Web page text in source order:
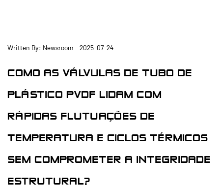
Written By: Newsroom 2025-07-24
COMO AS VÁLVULAS DE TUBO DE
PLÁSTICO PVDF LIDAM COM
RÁPIDAS FLUTUAÇÕES DE
TEMPERATURA E CICLOS TÉRMICOS
SEM COMPROMETER A INTEGRIDADE
ESTRUTURAL?